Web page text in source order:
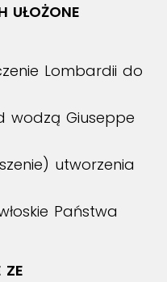
UŁOŻONE
Lombardii do
Giuseppe
utworzenia
Państwa
ZE